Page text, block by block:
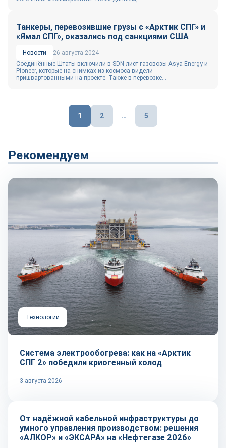
Танкеры, перевозившие грузы с «Арктик СПГ» и
«Ямал СПГ», оказались под санкциями США
Новости
26 августа 2024
Соединённые Штаты включили в SDN-лист газовозы Asya Energy и
Pioneer, которые на снимках из космоса видели
пришвартованными на проекте. Также в перевозке...
1 2 … 5
Рекомендуем
Технологии
Система электрообогрева: как на «Арктик
СПГ 2» победили криогенный холод
3 августа 2026
Репортаж
От надёжной кабельной инфраструктуры до
умного управления производством: решения
«АЛКОР» и «ЭКСАРА» на «Нефтегазе 2026»